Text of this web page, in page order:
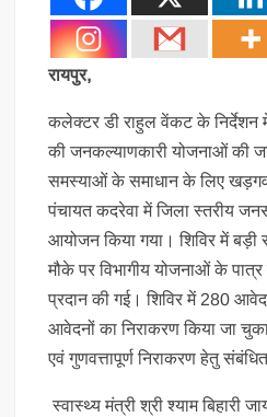
रायपुर,
कलेक्टर डी राहुल वेंकट के निर्देशन
की जनकल्याणकारी योजनाओं की
समस्याओं के समाधान के लिए
पंचायत कदरेवा में जिला स्तरीय
आयोजन किया गया। शिविर में बड़ी
मौके पर विभागीय योजनाओं के पात्र
प्रदान की गई। शिविर में 280
आवेदनों का निराकरण किया जा
एवं गुणवत्तापूर्ण निराकरण हेतु
स्वास्थ्य मंत्री श्री श्याम बिहारी